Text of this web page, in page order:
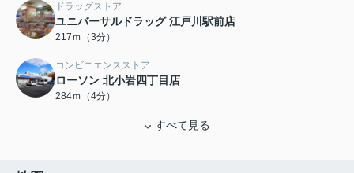
ドラッグストア
ユニバーサルドラッグ 江戸川駅前店
217ｍ（3分）
コンビニエンスストア
ローソン 北小岩四丁目店
284ｍ（4分）
すべて見る